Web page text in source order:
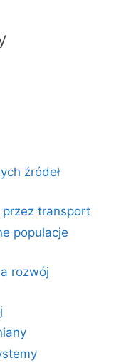
źródeł
przez transport
populacje
rozwój